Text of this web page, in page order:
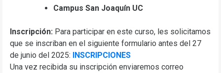
Campus San Joaquín UC
Inscripción: Para participar en este curso, les solicitamos
que se inscriban en el siguiente formulario antes del 27
de junio del 2025: INSCRIPCIONES
Una vez recibida su inscripción enviaremos correo